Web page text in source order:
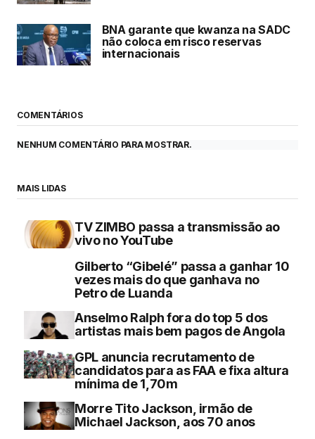
BNA garante que kwanza na SADC
não coloca em risco reservas
internacionais
COMENTÁRIOS
NENHUM COMENTÁRIO PARA MOSTRAR.
MAIS LIDAS
TV ZIMBO passa a transmissão ao
vivo no YouTube
Gilberto “Gibelé” passa a ganhar 10
vezes mais do que ganhava no
Petro de Luanda
Anselmo Ralph fora do top 5 dos
artistas mais bem pagos de Angola
GPL anuncia recrutamento de
candidatos para as FAA e fixa altura
mínima de 1,70m
Morre Tito Jackson, irmão de
Michael Jackson, aos 70 anos